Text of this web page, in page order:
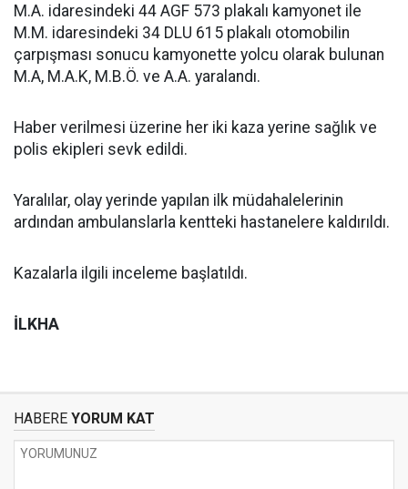
M.A. idaresindeki 44 AGF 573 plakalı kamyonet ile
M.M. idaresindeki 34 DLU 615 plakalı otomobilin
çarpışması sonucu kamyonette yolcu olarak bulunan
M.A, M.A.K, M.B.Ö. ve A.A. yaralandı.
Haber verilmesi üzerine her iki kaza yerine sağlık ve
polis ekipleri sevk edildi.
Yaralılar, olay yerinde yapılan ilk müdahalelerinin
ardından ambulanslarla kentteki hastanelere kaldırıldı.
Kazalarla ilgili inceleme başlatıldı.
İLKHA
HABERE YORUM KAT